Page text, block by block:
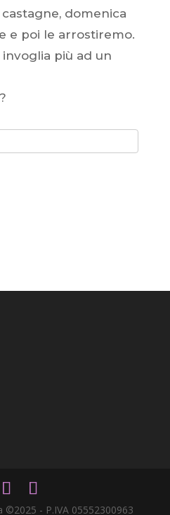
domenica
e poi le arrostiremo.
più ad un
©2025 - P.IVA 05552300963